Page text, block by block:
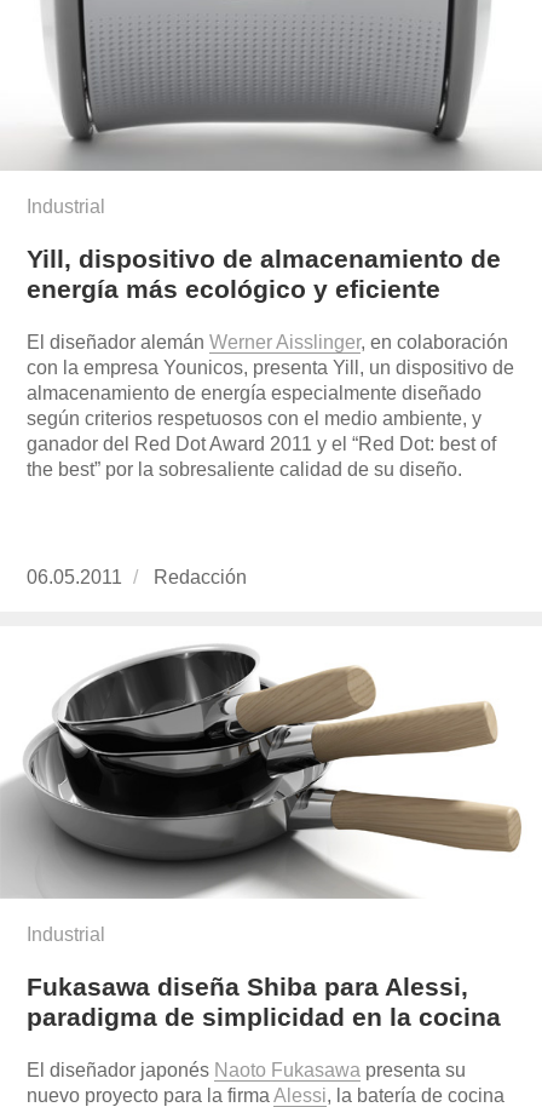
Industrial
Yill, dispositivo de almacenamiento de
energía más ecológico y eficiente
El diseñador alemánWerner Aisslinger, en colaboración
con la empresa Younicos, presenta Yill, un dispositivo de
almacenamiento de energía especialmente diseñado
según criterios respetuosos con el medio ambiente, y
ganador del Red Dot Award 2011 y el “Red Dot: best of
the best” por la sobresaliente calidad de su diseño.
Publicado
06.05.2011 https://www.experimenta.es/author/redaccion/
Redacción
Industrial
Fukasawa diseña Shiba para Alessi,
paradigma de simplicidad en la cocina
El diseñador japonés Naoto Fukasawa presenta su
nuevo proyecto para la firmaAlessi, la batería de cocina